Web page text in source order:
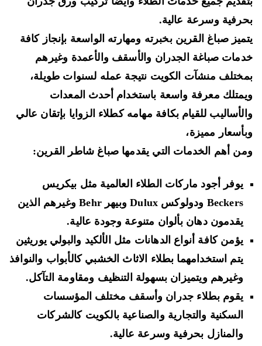
وسرعة عالية.
صباغ القرين بخبرته ومهارته الواسعة بإنجاز كافة
صباغة الجدران والأسقف والأعمدة وغيرهم
منشآت الكويت نتيجة عمله لسنوات طويلة،
معرفة واسعة باستخدام أحدث المعدات
للقيام بكافة مهامه كطلاء الزوايا بإتقان عالي
مميزة،
أهم الخدمات التي يقدمها صباغ شاطر القرين:
يوفر أجود ماركات الطلاء العالمية مثل بيكريس
Beckers ودولوكس Dulux وبيهر Behr وغيرهم الذين
يقدمون دهان بألوان متنوعة وجودة عالية.
يؤمن كافة أنواع الدهانات مثل الألكيد والبولي يوريثين
يتم استخدامهما بطلاء الاثاث الخشبي كالأبواب والنوافذ
وغيرهم ويتميزان بسهولة التنظيف ومقاومة التآكل.
يقوم بطلاء جدران وأسقف مختلف المؤسسات
السكنية والتجارية والصناعية بالكويت كالشركات
والمنازل بحرفية وسرعة عالية.